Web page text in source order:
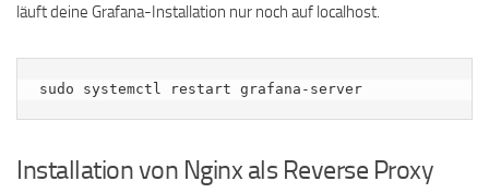
läuft deine Grafana-Installation nur noch auf localhost.
sudo systemctl restart grafana-server
Installation von Nginx als Reverse Proxy